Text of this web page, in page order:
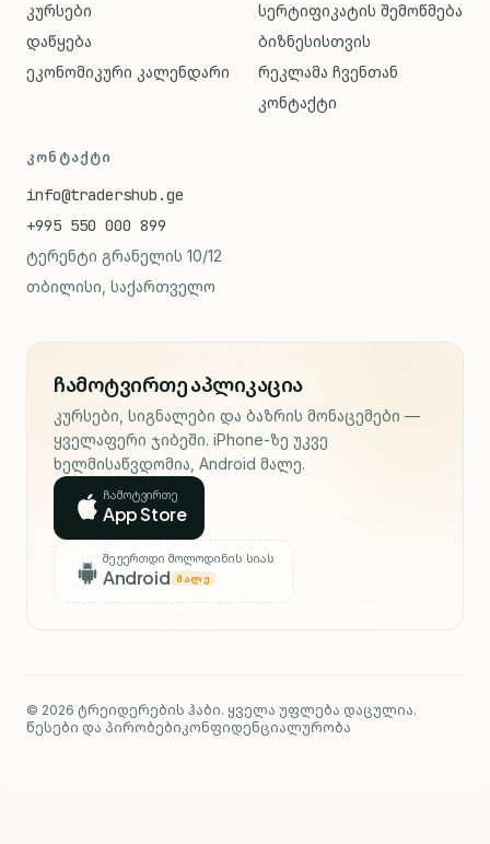
კურსები
დაწყება
ეკონომიკური კალენდარი
სერტიფიკატის შემოწმება
ბიზნესისთვის
რეკლამა ჩვენთან
კონტაქტი
ᲙᲝᲜᲢᲐᲥᲢᲘ
info@tradershub.ge
+995 550 000 899
ტერენტი გრანელის 10/12
თბილისი, საქართველო
ჩამოტვირთე აპლიკაცია
კურსები, სიგნალები და ბაზრის მონაცემები —
ყველაფერი ჯიბეში. iPhone-ზე უკვე
ხელმისაწვდომია, Android მალე.
ჩამოტვირთე
App Store
შეუერთდი მოლოდინის სიას
Android ᲛᲐᲚᲔ
© 2026 ტრეიდერების ჰაბი. ყველა უფლება დაცულია.
წესები და პირობებიკონფიდენციალურობა